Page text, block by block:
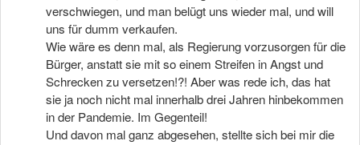
verschwiegen, und man belügt uns wieder mal, und will
uns für dumm verkaufen.
Wie wäre es denn mal, als Regierung vorzusorgen für die
Bürger, anstatt sie mit so einem Streifen in Angst und
Schrecken zu versetzen!?! Aber was rede ich, das hat
sie ja noch nicht mal innerhalb drei Jahren hinbekommen
in der Pandemie. Im Gegenteil!
Und davon mal ganz abgesehen, stellte sich bei mir die